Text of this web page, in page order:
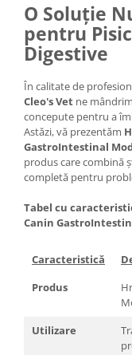
O Soluție
pentru
Digestive
În calitate de
Cleo's Vet ne
concepute pentru a
Astăzi, vă prezentăm
GastroIntestinal
produs care combină
completă pentru
Tabel cu
Canin
Caracteristică
Produs
Utilizare